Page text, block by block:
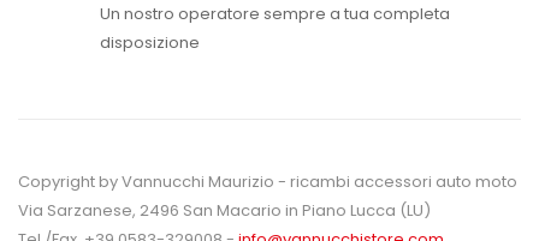
Un nostro operatore sempre a tua completa
disposizione
Copyright by Vannucchi Maurizio - ricambi accessori auto moto
Via Sarzanese, 2496 San Macario in Piano Lucca (LU)